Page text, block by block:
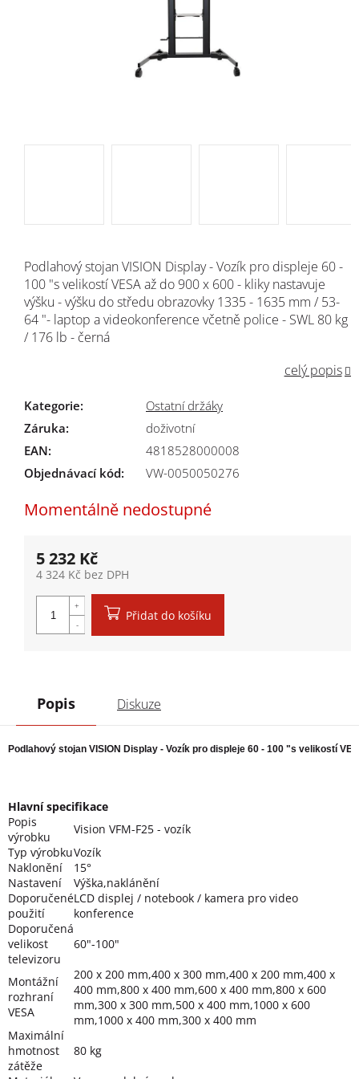
Momentálně nedostupné
Podlahový stojan VISION Display - Vozík pro displeje 60 -
100 "s velikostí VESA až do 900 x 600 - kliky nastavuje
výšku - výšku do středu obrazovky 1335 - 1635 mm / 53-
64 "- laptop a videokonference včetně police - SWL 80 kg
/ 176 lb - černá
celý popis
Kategorie:
Ostatní držáky
Záruka:
doživotní
EAN:
4818528000008
Objednávací kód:
VW-0050050276
5 232 Kč
4 324 Kč bez DPH
Přidat do košíku
Popis Diskuze
Podlahový stojan VISION Display - Vozík pro displeje 60 - 100 "s velikostí
Hlavní specifikace
Popis
výrobku
Vision VFM-F25 - vozík
Typ výrobkuVozík
Naklonění
15°
Nastavení
Výška,naklánění
Doporučené
použití
LCD displej / notebook / kamera pro video
konference
Doporučená
velikost
televizoru
60"-100"
Montážní
rozhraní
VESA
200 x 200 mm,400 x 300 mm,400 x 200 mm,400 x
400 mm,800 x 400 mm,600 x 400 mm,800 x 600
mm,300 x 300 mm,500 x 400 mm,1000 x 600
mm,1000 x 400 mm,300 x 400 mm
Maximální
hmotnost
zátěže
80 kg